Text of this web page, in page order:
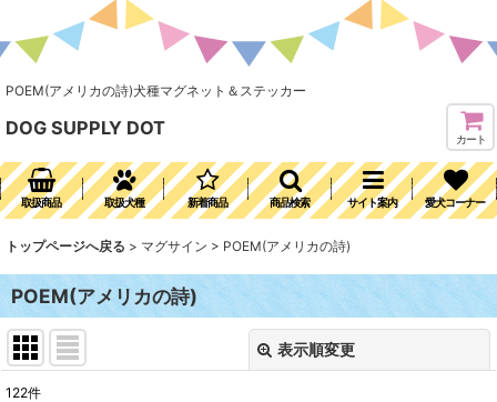
POEM(アメリカの詩)犬種マグネット＆ステッカー
DOG SUPPLY DOT
カート
取扱商品 取扱犬種 新着商品 商品検索 サイト案内 愛犬コーナー
トップページへ戻る > マグサイン > POEM(アメリカの詩)
POEM(アメリカの詩)
表示順変更
122件